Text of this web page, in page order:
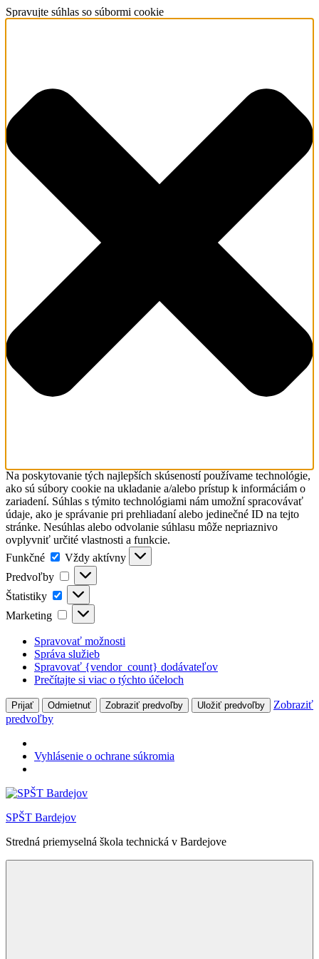
Spravujte súhlas so súbormi cookie
Na poskytovanie tých najlepších skúseností používame technológie,
ako sú súbory cookie na ukladanie a/alebo prístup k informáciám o
zariadení. Súhlas s týmito technológiami nám umožní spracovávať
údaje, ako je správanie pri prehliadaní alebo jedinečné ID na tejto
stránke. Nesúhlas alebo odvolanie súhlasu môže nepriaznivo
ovplyvniť určité vlastnosti a funkcie.
Funkčné
Funkčné
Vždy aktívny
Predvoľby
Predvoľby
Štatistiky Štatistiky
Marketing Marketing
Spravovať možnosti
Správa služieb
Spravovať {vendor_count} dodávateľov
Prečítajte si viac o týchto účeloch
Prijať Odmietnuť Zobraziť predvoľby Uložiť predvoľby
Zobraziť
predvoľby
Vyhlásenie o ochrane súkromia
Skip
content
SPŠT Bardejov
Stredná priemyselná škola technická v Bardejove